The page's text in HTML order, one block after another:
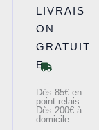
Hawkman
LIVRAIS
ON
GRATUIT
E
Dès 85€ en
point relais
Dès 200€ à
domicile